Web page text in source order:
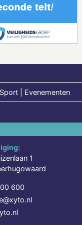
| Evenementen
1
600